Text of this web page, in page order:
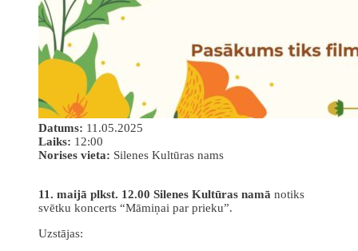
Datums: 11.05.2025
Laiks: 12:00
Norises vieta: Silenes Kultūras nams
11. maijā plkst. 12.00 Silenes Kultūras namā notiks
svētku koncerts “Māmiņai par prieku”.
Uzstājas: